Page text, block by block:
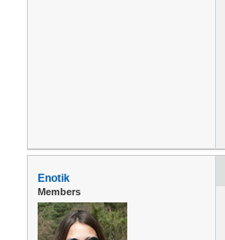
Enotik
Members